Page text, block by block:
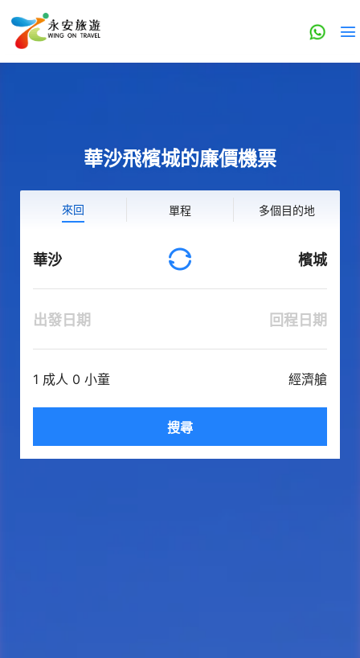
華沙飛檳城的廉價機票
來回 單程 多個目的地
華沙 檳城
出發日期 回程日期
1 成人 0 小童 經濟艙
搜尋